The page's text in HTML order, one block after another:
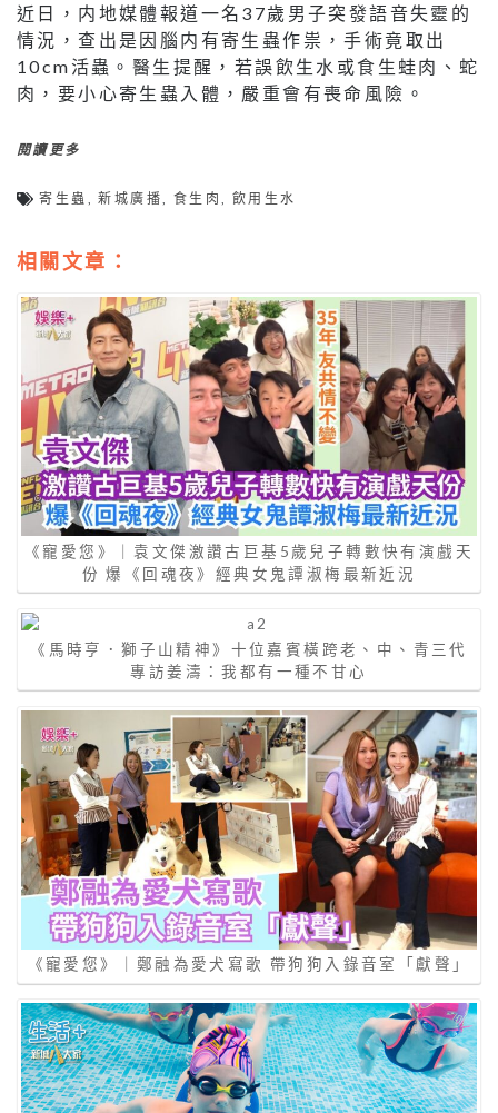
近日，内地媒體報道一名37歲男子突發語音失靈的
情況，查出是因腦内有寄生蟲作祟，手術竟取出
10cm活蟲。醫生提醒，若誤飲生水或食生蛙肉、蛇
肉，要小心寄生蟲入體，嚴重會有喪命風險。
閱讀更多
寄生蟲 ,新城廣播, 食生肉, 飲用生水
相關文章：
《寵愛您》｜袁文傑激讚古巨基5歲兒子轉數快有演戲天
份 爆《回魂夜》經典女鬼譚淑梅最新近況
《馬時亨．獅子山精神》十位嘉賓橫跨老、中、青三代
專訪姜濤：我都有一種不甘心
《寵愛您》｜鄭融為愛犬寫歌 帶狗狗入錄音室「獻聲」